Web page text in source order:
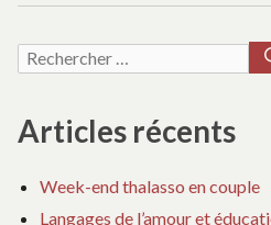
à
MEILLEURS
CAMIONS
CRÈME
GLACÉE
PARIS
Recherche
Articles récents
Week-end thalasso en couple
Langages de l’amour et